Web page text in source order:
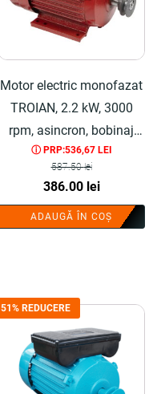
Motor electric monofazat
TROIAN, 2.2 kW, 3000
rpm, asincron, bobinaj
cupru 100%, carcasa
fonta, fulie inclusa - COBI
ⓘ PRP:536,67 LEI
587.50lei
Prețul
inițial
a
386.00 leiPrețul
curent
este:
ADAUGĂ ÎN COȘ
51% REDUCERE